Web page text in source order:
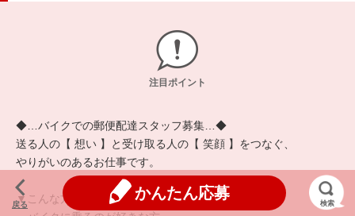
注目ポイント
◆…バイクでの郵便配達スタッフ募集…◆
送る人の【 想い 】と受け取る人の【 笑顔 】をつなぐ、
やりがいのあるお仕事です。
▼こんな方歓迎！
戻る
かんたん応募
検索